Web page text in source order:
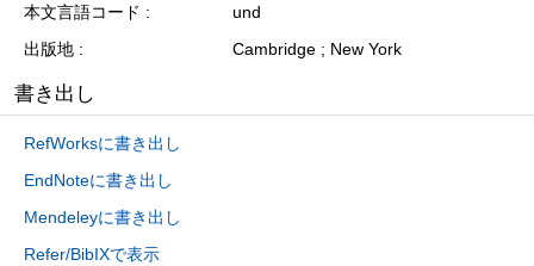
本文言語コード
und
出版地
Cambridge ; New York
書き出し
RefWorksに書き出し
EndNoteに書き出し
Mendeleyに書き出し
Refer/BibIXで表示